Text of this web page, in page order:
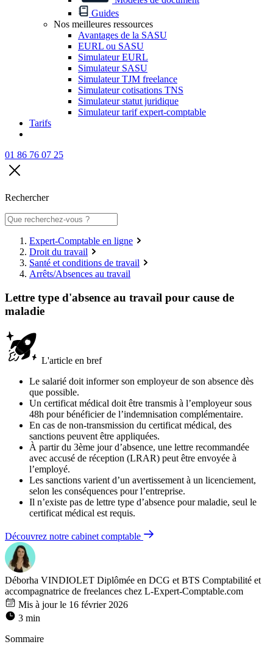
Guides
Nos meilleures ressources
Avantages de la SASU
EURL ou SASU
Simulateur EURL
Simulateur SASU
Simulateur TJM freelance
Simulateur cotisations TNS
Simulateur statut juridique
Simulateur tarif expert-comptable
Tarifs
01 86 76 07 25
Rechercher
Expert-Comptable en ligne
Droit du travail
Santé et conditions de travail
Arrêts/Absences au travail
Lettre type d'absence au travail pour cause de
maladie
L'article en bref
Le salarié doit informer son employeur de son absence dès
que possible.
Un certificat médical doit être transmis à l’employeur sous
48h pour bénéficier de l’indemnisation complémentaire.
En cas de non-transmission du certificat médical, des
sanctions peuvent être appliquées.
À partir du 3ème jour d’absence, une lettre recommandée
avec accusé de réception (LRAR) peut être envoyée à
l’employé.
Les sanctions varient d’un avertissement à un licenciement,
selon les conséquences pour l’entreprise.
Il n’existe pas de lettre type d’absence pour maladie, seul le
certificat médical est requis.
Découvrez notre cabinet comptable
Déborha VINDIOLET Diplômée en DCG et BTS Comptabilité et
accompagnatrice de freelances chez L-Expert-Comptable.com
Mis à jour le 16 février 2026
3 min
Sommaire